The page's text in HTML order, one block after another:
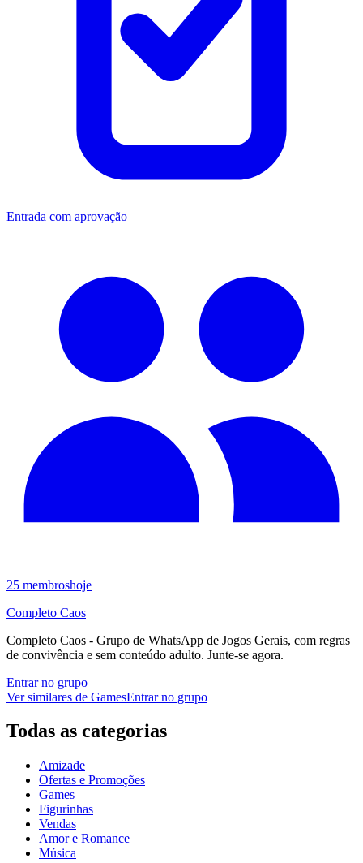
Entrada com aprovação
25 membroshoje
Completo Caos
Completo Caos - Grupo de WhatsApp de Jogos Gerais, com regras
de convivência e sem conteúdo adulto. Junte-se agora.
Entrar no grupo
Ver similares de GamesEntrar no grupo
Todas as categorias
Amizade
Ofertas e Promoções
Games
Figurinhas
Vendas
Amor e Romance
Música